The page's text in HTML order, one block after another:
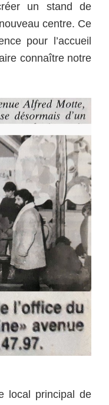
un stand de
centre. Ce
pour l’accueil
connaître notre
local principal de